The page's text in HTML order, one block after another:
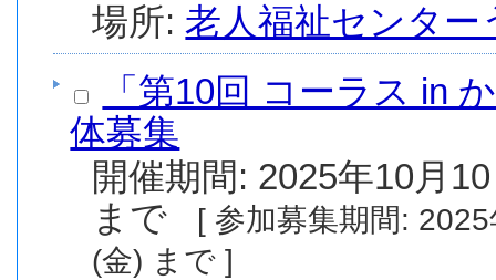
場所:老人福祉センター
「第10回 コーラス in
体募集
開催期間: 2025年10月
[ 参加募集期間: 2025年10月10日(金) から 2025年10月31日
(金) まで ]